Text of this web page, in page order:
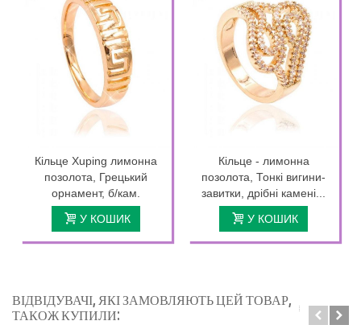
Кільце Xuping лимонна
позолота, Грецький
орнамент, б/кам.
У КОШИК
Кільце - лимонна
позолота, Тонкі вигини-
завитки, дрібні камені...
У КОШИК
ВІДВІДУВАЧІ, ЯКІ ЗАМОВЛЯЮТЬ ЦЕЙ ТОВАР,
ТАКОЖ КУПИЛИ: